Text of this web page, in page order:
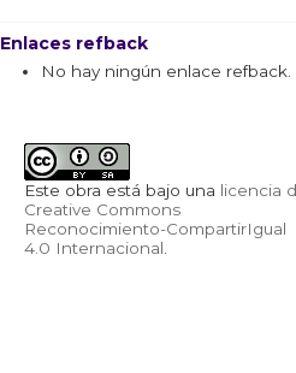
Enlaces refback
No hay ningún enlace refback.
Este obra está bajo una licencia
Creative Commons
Reconocimiento-CompartirIgual
4.0 Internacional